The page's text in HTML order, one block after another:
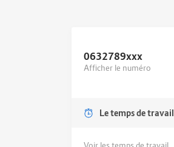
0632789xxx
Afficher le numéro
Le temps de travail